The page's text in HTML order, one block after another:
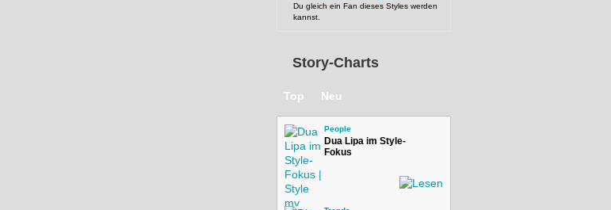
Du gleich ein Fan dieses Styles werden
kannst.
Story-Charts
Top Neu
People
Dua Lipa im Style-
Fokus